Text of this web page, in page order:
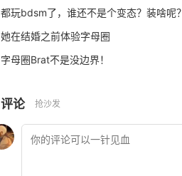
都玩bdsm了，谁还不是个变态？装啥呢？
她在结婚之前体验字母圈
字母圈Brat不是没边界！
评论 抢沙发